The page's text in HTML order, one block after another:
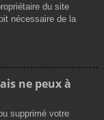
du site
nécessaire de la
ne peux à
supprimé votre